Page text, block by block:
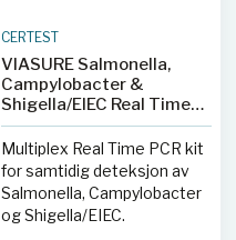
CERTEST
VIASURE Salmonella,
Campylobacter &
Shigella/EIEC Real Time
PCR Detection Kit
Multiplex Real Time PCR kit
for samtidig deteksjon av
Salmonella, Campylobacter
og Shigella/EIEC.